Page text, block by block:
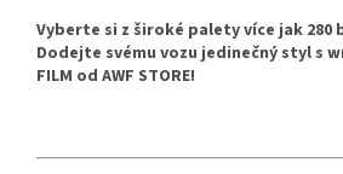
Vyberte si z široké palety více jak 280
Dodejte svému vozu jedinečný styl s
FILM od AWF STORE!